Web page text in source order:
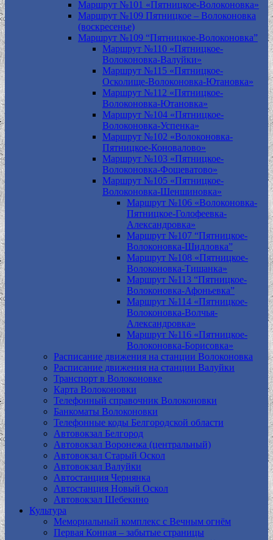
Маршрут №101 «Пятницкое-Волоконовка»
Маршрут №109 Пятницкое – Волоконовка
(воскресенье)
Маршрут №109 “Пятницкое-Волоконовка”
Маршрут №110 «Пятницкое-
Волоконовка-Валуйки»
Маршрут №115 «Пятницкое-
Осколище-Волоконовка-Ютановка»
Маршрут №112 «Пятницкое-
Волоконовка-Ютановка»
Маршрут №104 «Пятницкое-
Волоконовка-Успенка»
Маршрут №102 «Волоконовка-
Пятницкое-Коновалово»
Маршрут №103 «Пятницкое-
Волоконовка-Фощеватово»
Маршрут №105 «Пятницкое-
Волоконовка-Шеншиновка»
Маршрут №106 «Волоконовка-
Пятницкое-Голофеевка-
Александровка»
Маршрут №107 “Пятницкое-
Волоконовка-Шидловка”
Маршрут №108 «Пятницкое-
Волоконовка-Тишанка»
Маршрут №113 “Пятницкое-
Волоконовка-Афоньевка”
Маршрут №114 «Пятницкое-
Волоконовка-Волчья-
Александровка»
Маршрут №116 «Пятницкое-
Волоконовка-Борисовка»
Расписание движения на станции Волоконовка
Расписание движения на станции Валуйки
Транспорт в Волоконовке
Карта Волоконовки
Телефонный справочник Волоконовки
Банкоматы Волоконовки
Телефонные коды Белгородской области
Автовокзал Белгород
Автовокзал Воронежа (центральный)
Автовокзал Старый Оскол
Автовокзал Валуйки
Автостанция Чернянка
Автостанция Новый Оскол
Автовокзал Шебекино
Культура
Мемориальный комплекс с Вечным огнём
Первая Конная – забытые страницы